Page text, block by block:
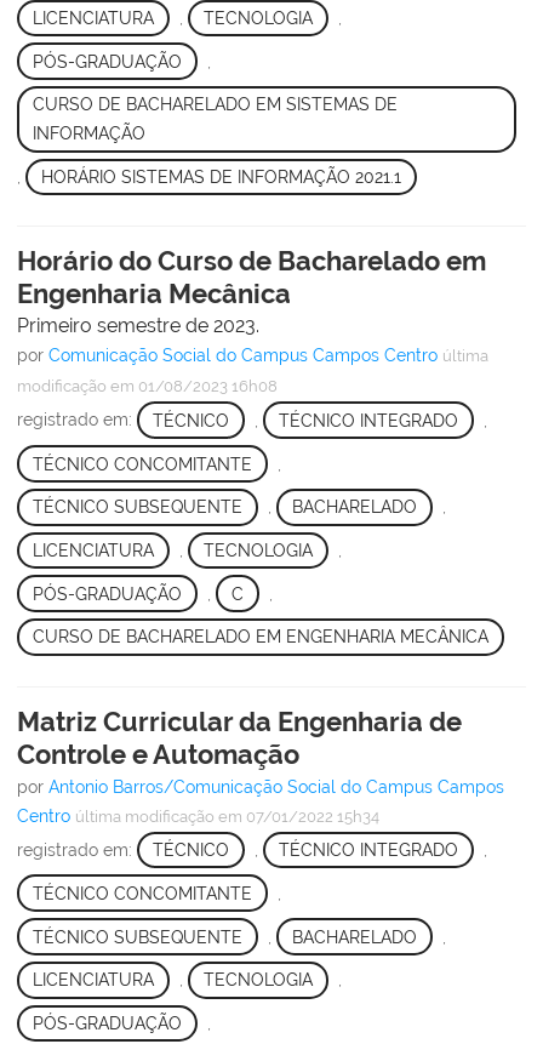
LICENCIATURA TECNOLOGIA
PÓS-GRADUAÇÃO
CURSO DE BACHARELADO EM SISTEMAS DE
INFORMAÇÃO
HORÁRIO SISTEMAS DE INFORMAÇÃO 2021.1
Horário do Curso de Bacharelado em
Engenharia Mecânica
Primeiro semestre de 2023.
por Comunicação Social do Campus Campos Centro última
modificação em 01/08/2023 16h08
registrado em: TÉCNICO TÉCNICO INTEGRADO
TÉCNICO CONCOMITANTE
TÉCNICO SUBSEQUENTE , BACHARELADO ,
LICENCIATURA TECNOLOGIA
PÓS-GRADUAÇÃO C
CURSO DE BACHARELADO EM ENGENHARIA MECÂNICA
Matriz Curricular da Engenharia de
Controle e Automação
por Antonio Barros/Comunicação Social do Campus Campos
Centro última modificação em 07/01/2022 15h34
registrado em: TÉCNICO TÉCNICO INTEGRADO
TÉCNICO CONCOMITANTE
TÉCNICO SUBSEQUENTE BACHARELADO
LICENCIATURA , TECNOLOGIA ,
PÓS-GRADUAÇÃO